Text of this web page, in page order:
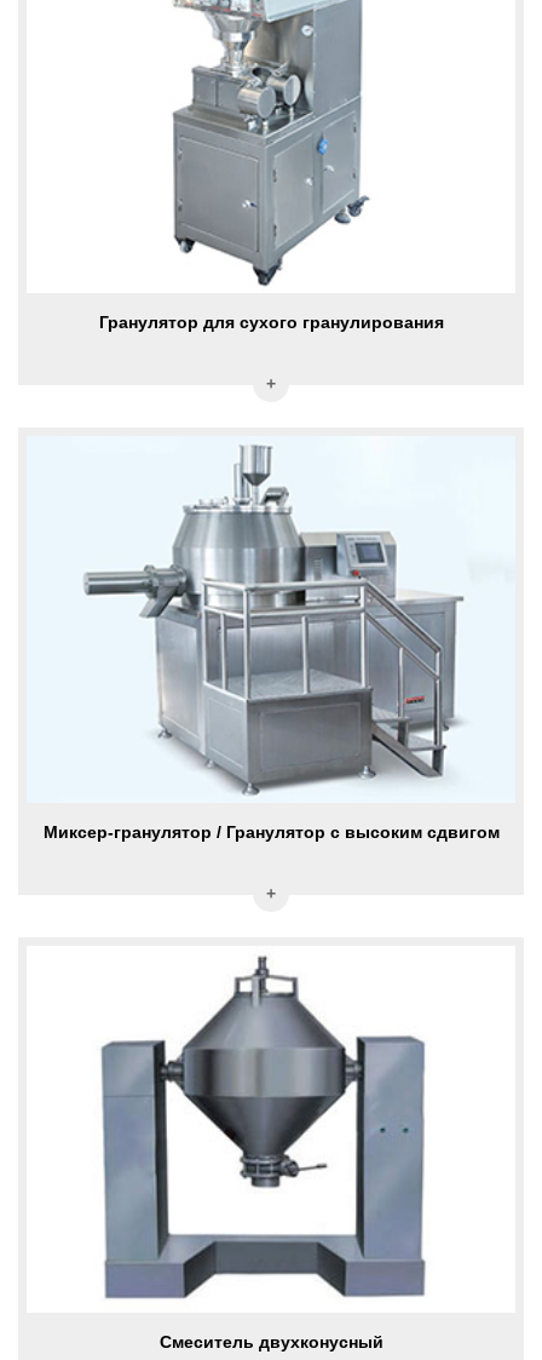
Гранулятор для сухого гранулирования
Миксер-гранулятор / Гранулятор с высоким сдвигом
Смеситель двухконусный